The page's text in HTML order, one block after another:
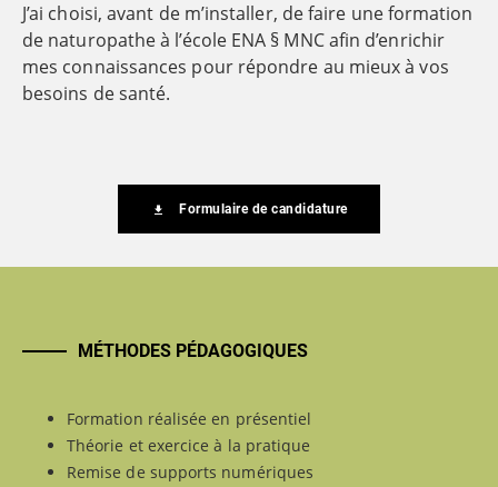
J’ai choisi, avant de m’installer, de faire une formation
de naturopathe à l’école ENA § MNC afin d’enrichir
mes connaissances pour répondre au mieux à vos
besoins de santé.
Formulaire de candidature
MÉTHODES PÉDAGOGIQUES
Formation réalisée en présentiel
Théorie et exercice à la pratique
Remise de supports numériques